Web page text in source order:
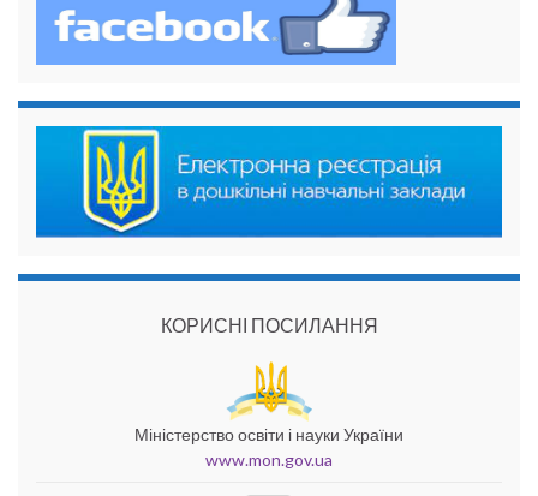
КОРИСНІ ПОСИЛАННЯ
Міністерство освіти і науки України
www.mon.gov.ua